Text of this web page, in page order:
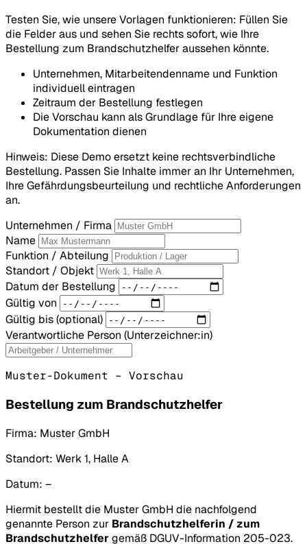
Testen Sie, wie unsere Vorlagen funktionieren: Füllen Sie
die Felder aus und sehen Sie rechts sofort, wie Ihre
Bestellung zum Brandschutzhelfer aussehen könnte.
Unternehmen, Mitarbeitendenname und Funktion
individuell eintragen
Zeitraum der Bestellung festlegen
Die Vorschau kann als Grundlage für Ihre eigene
Dokumentation dienen
Hinweis: Diese Demo ersetzt keine rechtsverbindliche
Bestellung. Passen Sie Inhalte immer an Ihr Unternehmen,
Ihre Gefährdungsbeurteilung und rechtliche Anforderungen
an.
Unternehmen / Firma
Name
Funktion / Abteilung
Standort / Objekt
Datum der Bestellung
Gültig von
Gültig bis (optional)
Verantwortliche Person (Unterzeichner:in)
Muster-Dokument – Vorschau
Bestellung zum Brandschutzhelfer
Firma: Muster GmbH
Standort: Werk 1, Halle A
Datum: –
Hiermit bestellt die Muster GmbH die nachfolgend
genannte Person zur Brandschutzhelferin / zum
Brandschutzhelfergemäß DGUV-Information 205-023.